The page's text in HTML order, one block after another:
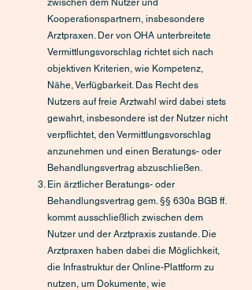
zwischen dem Nutzer und
Kooperationspartnern, insbesondere
Arztpraxen. Der von OHA unterbreitete
Vermittlungsvorschlag richtet sich nach
objektiven Kriterien, wie Kompetenz,
Nähe, Verfügbarkeit. Das Recht des
Nutzers auf freie Arztwahl wird dabei stets
gewahrt, insbesondere ist der Nutzer nicht
verpflichtet, den Vermittlungsvorschlag
anzunehmen und einen Beratungs- oder
Behandlungsvertrag abzuschließen.
Ein ärztlicher Beratungs- oder
Behandlungsvertrag gem. §§ 630a BGB ff.
kommt ausschließlich zwischen dem
Nutzer und der Arztpraxis zustande. Die
Arztpraxen haben dabei die Möglichkeit,
die Infrastruktur der Online-Plattform zu
nutzen, um Dokumente, wie